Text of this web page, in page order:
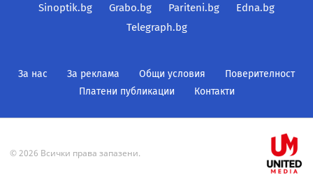
Sinoptik.bg
Grabo.bg Pariteni.bg
Edna.bg
Telegraph.bg
За нас За реклама Общи условия
Поверителност
Платени публикации
Контакти
© 2026 Всички права запазени.